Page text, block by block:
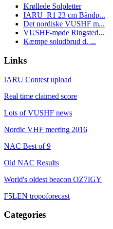
Krøllede Solpletter
IARU_R1 23 cm Båndp...
Det nordiske VUSHF m...
VUSHF-møde Ringsted...
Kæmpe soludbrud d. ...
Links
IARU Contest upload
Real time claimed score
Lots of VUSHF news
Nordic VHF meeting 2016
NAC Best of 9
Old NAC Results
World's oldest beacon OZ7IGY
F5LEN tropoforecast
Categories